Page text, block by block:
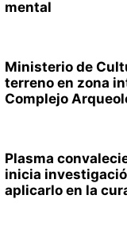
mental
Ministerio de
terreno en zona
Complejo
Plasma
inicia
aplicarlo en la